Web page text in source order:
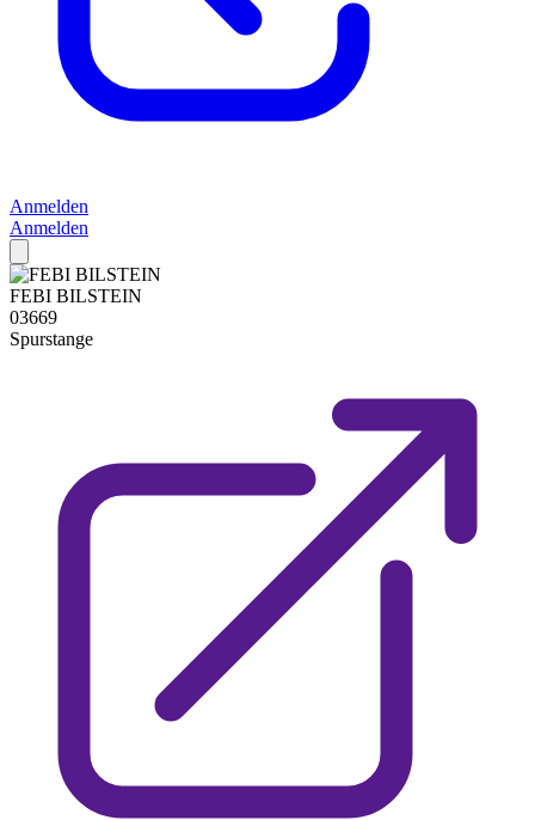
Anmelden
Anmelden
FEBI BILSTEIN
03669
Spurstange